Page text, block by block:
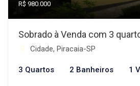
R$ 980.000
Sobrado à Venda com 3
Cidade, Piracaia-SP
3 Quartos 2 Banheiros 1